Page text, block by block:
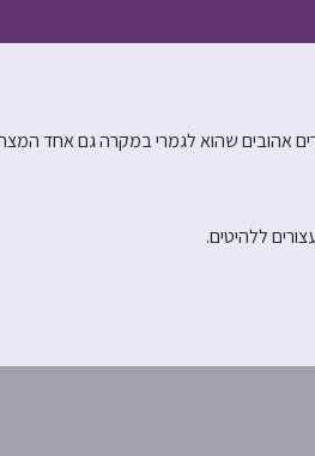
אהובים שהוא לגמרי במקרה גם אחד
ללהיטים.